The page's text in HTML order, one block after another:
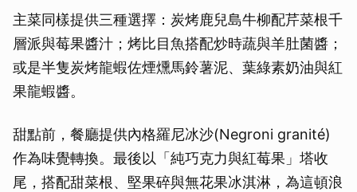
主菜同樣提供三種選擇：炭烤鹿兒島牛柳配芹菜根千
層派與莓果醬汁；烤比目魚搭配炒時蔬與羊肚菌醬；
或是半隻炭烤龍蝦佐煙燻馬鈴薯泥、葉綠素奶油與紅
果龍蝦醬。
甜點前，餐廳提供內格羅尼冰沙(Negroni granité)
作為味覺轉換。最後以「純巧克力與紅莓果」塔收
尾，搭配甜菜根、堅果碎與無花果冰淇淋，為這頓浪